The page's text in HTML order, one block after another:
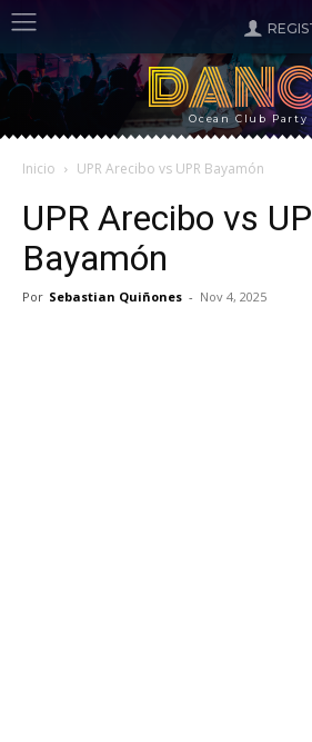
Ocean Club Party
Inicio UPR Arecibo vs UPR Bayamón
UPR Arecibo vs
Bayamón
Por Sebastian Quiñones - Nov 4, 2025